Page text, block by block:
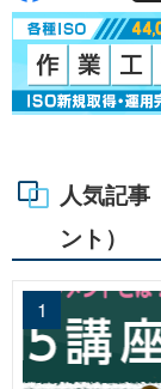
人気記事
ント）